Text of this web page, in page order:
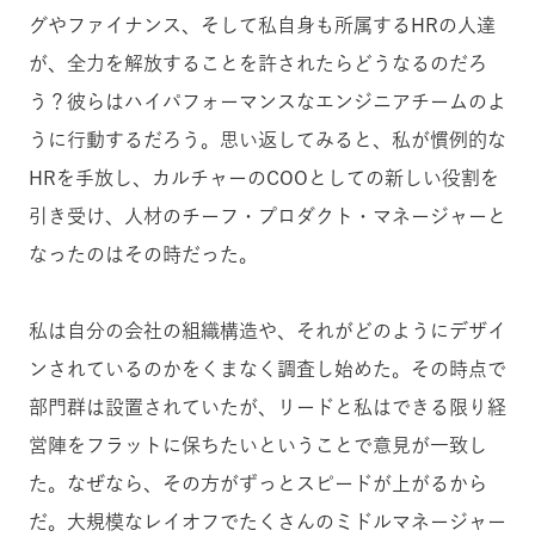
グやファイナンス、そして私自身も所属するHRの人達
が、全力を解放することを許されたらどうなるのだろ
う？彼らはハイパフォーマンスなエンジニアチームのよ
うに行動するだろう。思い返してみると、私が慣例的な
HRを手放し、カルチャーのCOOとしての新しい役割を
引き受け、人材のチーフ・プロダクト・マネージャーと
なったのはその時だった。
私は自分の会社の組織構造や、それがどのようにデザイ
ンされているのかをくまなく調査し始めた。その時点で
部門群は設置されていたが、リードと私はできる限り経
営陣をフラットに保ちたいということで意見が一致し
た。なぜなら、その方がずっとスピードが上がるから
だ。大規模なレイオフでたくさんのミドルマネージャー